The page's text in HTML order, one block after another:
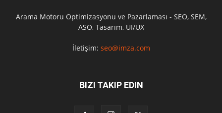
Arama Motoru Optimizasyonu ve Pazarlaması - SEO, SEM,
ASO, Tasarım, UI/UX
İletişim: seo@imza.com
BIZI TAKIP EDIN